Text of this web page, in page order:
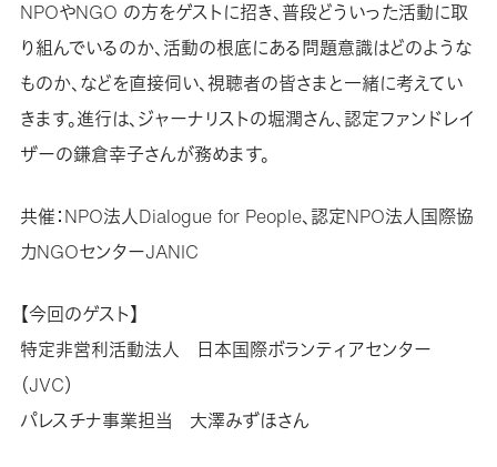
NPOやNGO の方をゲストに招き、普段どういった活動に取
り組んでいるのか、活動の根底にある問題意識はどのような
ものか、などを直接伺い、視聴者の皆さまと一緒に考えてい
きます。進行は、ジャーナリストの堀潤さん、認定ファンドレイ
ザーの鎌倉幸子さんが務めます。
共催：NPO法人Dialogue for People、認定NPO法人国際協
力NGOセンターJANIC
【今回のゲスト】
特定非営利活動法人 日本国際ボランティアセンター
（JVC）
パレスチナ事業担当 大澤みずほさん